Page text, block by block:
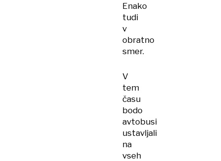
Enako
tudi
v
obratno
smer.
V
tem
času
bodo
avtobusi
ustavljali
na
vseh